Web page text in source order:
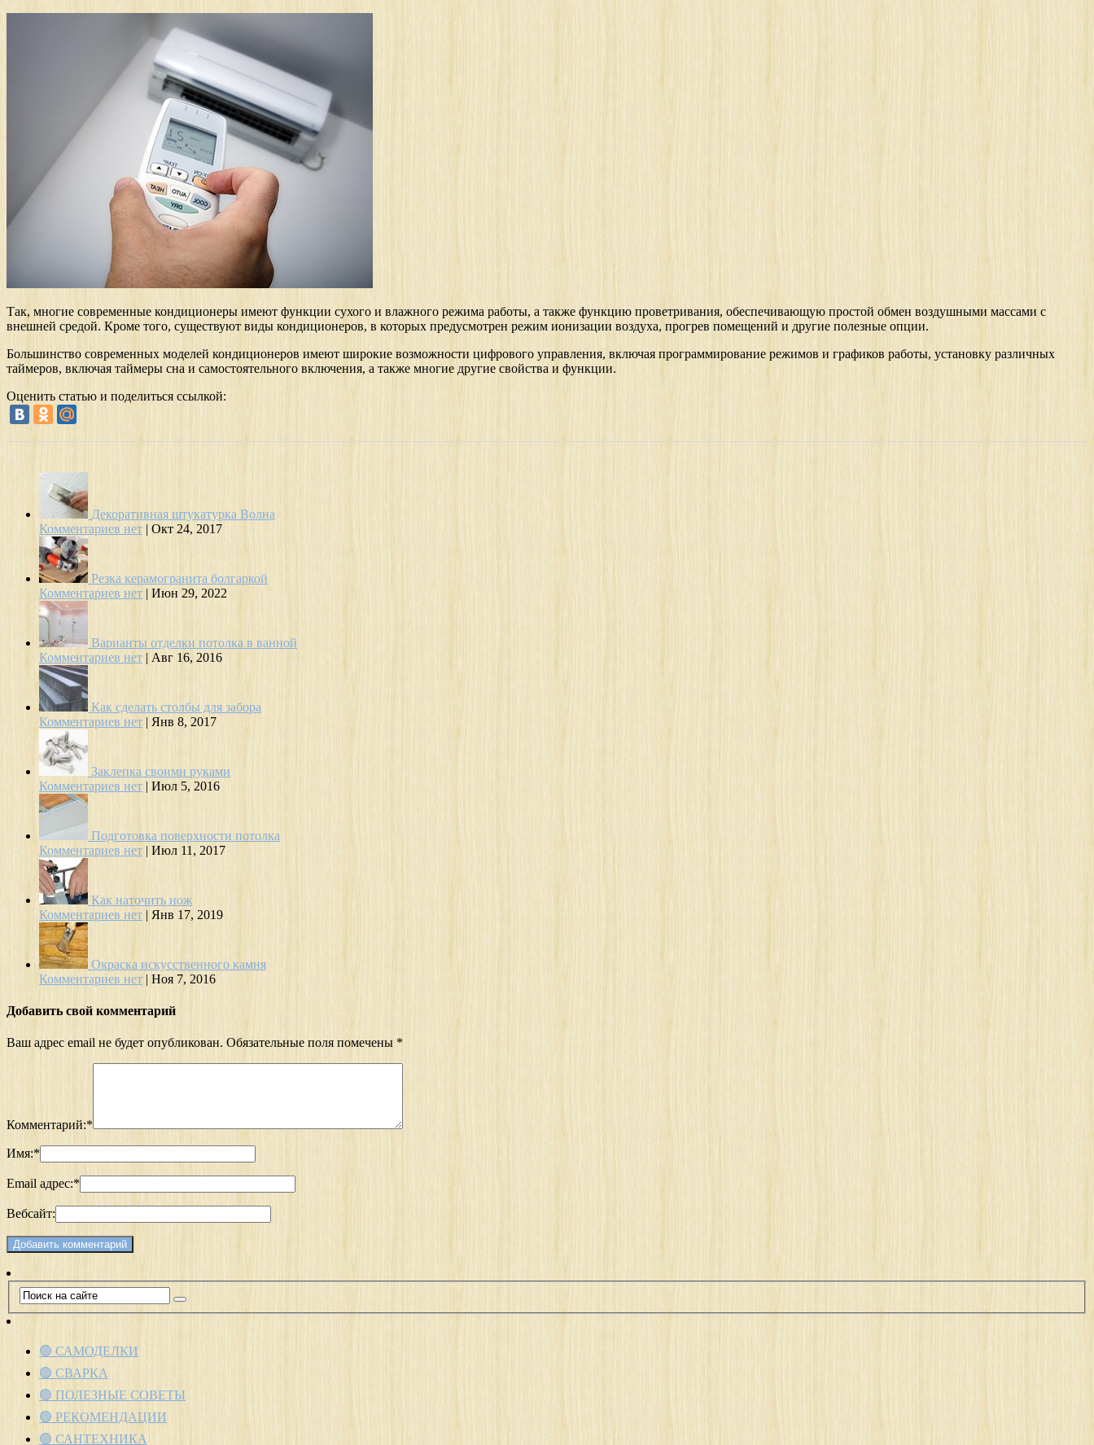
Так, многие современные кондиционеры имеют функции сухого и влажного режима работы, а также функцию проветривания, обеспечивающую простой обмен воздушными массами с
внешней средой. Кроме того, существуют виды кондиционеров, в которых предусмотрен режим ионизации воздуха, прогрев помещений и другие полезные опции.
Большинство современных моделей кондиционеров имеют широкие возможности цифрового управления, включая программирование режимов и графиков работы, установку различных
таймеров, включая таймеры сна и самостоятельного включения, а также многие другие свойства и функции.
Оценить статью и поделиться ссылкой:
Декоративная штукатурка Волна
Комментариев нет | Окт 24, 2017
Резка керамогранита болгаркой
Комментариев нет | Июн 29, 2022
Варианты отделки потолка в ванной
Комментариев нет | Авг 16, 2016
Как сделать столбы для забора
Комментариев нет | Янв 8, 2017
Заклепка своими руками
Комментариев нет | Июл 5, 2016
Подготовка поверхности потолка
Комментариев нет | Июл 11, 2017
Как наточить нож
Комментариев нет | Янв 17, 2019
Окраска искусственного камня
Комментариев нет | Ноя 7, 2016
Добавить свой комментарий
Ваш адрес email не будет опубликован. Обязательные поля помечены *
Комментарий:*
Имя:*
Email адрес:*
Вебсайт:
🟢 САМОДЕЛКИ
🟢 СВАРКА
🟢 ПОЛЕЗНЫЕ СОВЕТЫ
🟢 РЕКОМЕНДАЦИИ
🟢 САНТЕХНИКА